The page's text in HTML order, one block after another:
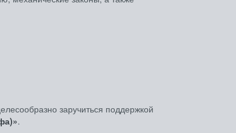
заручиться поддержкой
.